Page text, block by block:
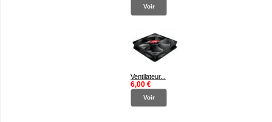
Voir
Ventilateur...
6,00 €
Voir